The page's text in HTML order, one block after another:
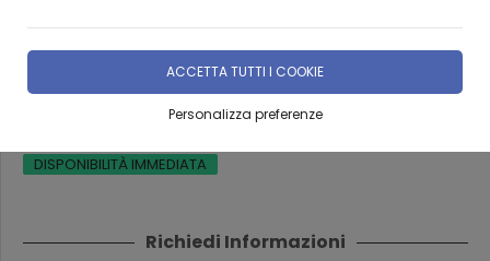
ACCETTA TUTTI I COOKIE
Personalizza preferenze
Muro ECOFLOR AL MQ ADRANO
CALCESTRUZZI SRL
DISPONIBILITÀ IMMEDIATA
Richiedi Informazioni